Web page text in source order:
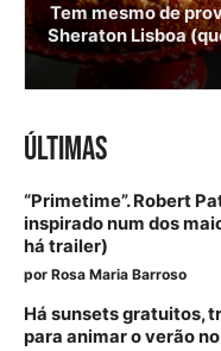
Tem mesmo de
Sheraton Lisboa
ÚLTIMAS
“Primetime”. Robert
inspirado num dos
há trailer)
por Rosa Maria Barroso
Há sunsets gratuitos,
para animar o verão